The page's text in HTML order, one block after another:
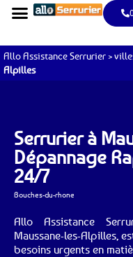
Allo Assistance Serrurier >
Alpilles
Serrurier à
Dépannage
24/7
Bouches-du-rhone
Allo Assistance
Maussane-les-Alpilles,
besoins urgents en